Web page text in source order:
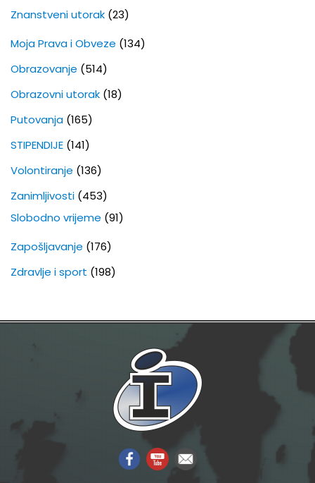
Znanstveni utorak (23)
Moja Prava i Obveze (134)
Obrazovanje (514)
Obrazovni utorak (18)
Putovanja (165)
STIPENDIJE (141)
Volontiranje (136)
Zanimljivosti (453)
Slobodno vrijeme (91)
Zapošljavanje (176)
Zdravlje i sport (198)